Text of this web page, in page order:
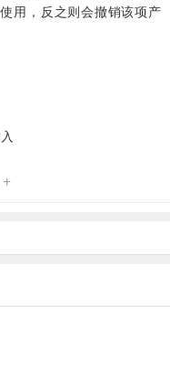
用，反之则会撤销该项产
面超方